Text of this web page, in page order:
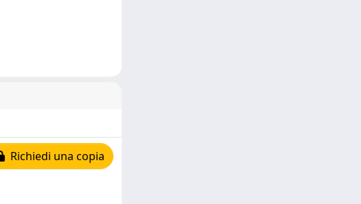
Richiedi una copia